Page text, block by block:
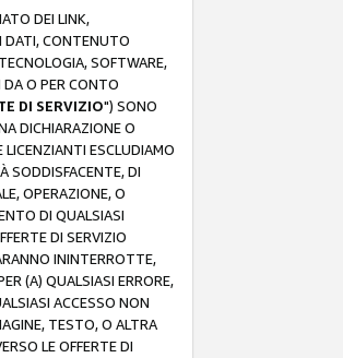
DEI LINK,
DATI, CONTENUTO
SOFTWARE,
O PER CONTO
DI SERVIZIO") SONO
DICHIARAZIONE O
LICENZIANTI ESCLUDIAMO
SODDISFACENTE, DI
OPERAZIONE, O
DI QUALSIASI
DI SERVIZIO
ININTERROTTE,
(A) QUALSIASI ERRORE,
ACCESSO NON
TESTO, O ALTRA
LE OFFERTE DI